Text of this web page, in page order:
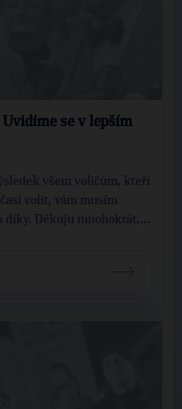
se v lepším
všem voličům, kteří
volit, vám musím
díky. Děkuju mnohokrát,...